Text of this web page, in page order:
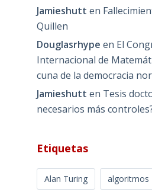
Jamieshutt en
Quillen
Douglasrhype en El
Internacional de
cuna de la democracia
Jamieshutt en Tesis
necesarios más
Etiquetas
Alan Turing algoritmos